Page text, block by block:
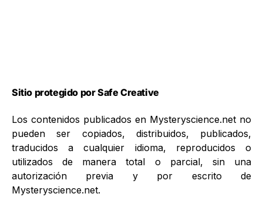
Sitio protegido por Safe Creative
Los contenidos publicados en Mysteryscience.net no
pueden ser copiados, distribuidos, publicados,
traducidos a cualquier idioma, reproducidos o
utilizados de manera total o parcial, sin una
autorización previa y por escrito de
Mysteryscience.net.